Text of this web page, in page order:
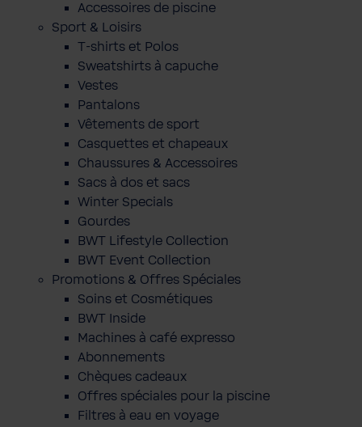
Accessoires de piscine
Sport & Loisirs
T-shirts et Polos
Sweatshirts à capuche
Vestes
Pantalons
Vêtements de sport
Casquettes et chapeaux
Chaussures & Accessoires
Sacs à dos et sacs
Winter Specials
Gourdes
BWT Lifestyle Collection
BWT Event Collection
Promotions & Offres Spéciales
Soins et Cosmétiques
BWT Inside
Machines à café expresso
Abonnements
Chèques cadeaux
Offres spéciales pour la piscine
Filtres à eau en voyage